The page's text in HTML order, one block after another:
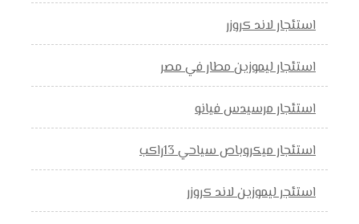
استئجار لاند كروزر
استئجار ليموزين مطار في مصر
استئجار مرسيدس فيانو
استئجار ميكروباص سياحي 13راكب
استئجر ليموزين لاند كروزر